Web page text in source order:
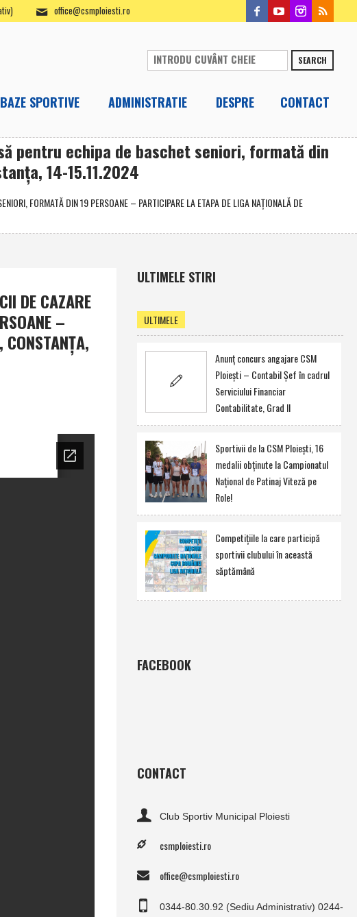
office@csmploiesti.ro
SEARCH
BAZE SPORTIVE ADMINISTRATIE DESPRE CONTACT
pentru echipa de baschet seniori, formată din
14-15.11.2024
FORMATĂ DIN 19 PERSOANE – PARTICIPARE LA ETAPA DE LIGA NAŢIONALĂ DE
DE CAZARE
–
ULTIMELE STIRI
ULTIMELE
Anunţ concurs angajare CSM
Ploieşti – Contabil Şef în cadrul
Serviciului Financiar
Contabilitate, Grad II
Sportivii de la CSM Ploieşti, 16
medalii obţinute la Campionatul
Naţional de Patinaj Viteză pe
Role!
Competiţiile la care participă
sportivii clubului în această
săptămână
FACEBOOK
CONTACT
Club Sportiv Municipal Ploiesti
csmploiesti.ro
office@csmploiesti.ro
0344-80.30.92 (Sediu Administrativ) 0244-